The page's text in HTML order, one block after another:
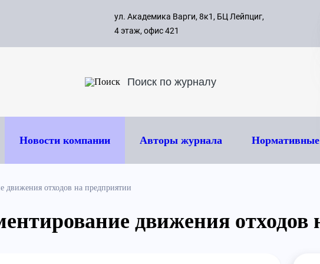
с 09:00
8 495
ул. Академика Варги, 8к1, БЦ Лейпциг,
4 этаж, офис 421
Новости компании Авторы журнала
движения отходов на предприятии
движения отходов